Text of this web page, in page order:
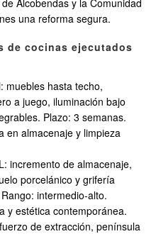
Alcobendas y la Comunidad
una reforma segura.
de cocinas ejecutados
muebles hasta techo,
a juego, iluminación bajo
Plazo: 3 semanas.
en almacenaje y limpieza
incremento de almacenaje,
porcelánico y grifería
intermedio-alto.
y estética contemporánea.
de extracción, península